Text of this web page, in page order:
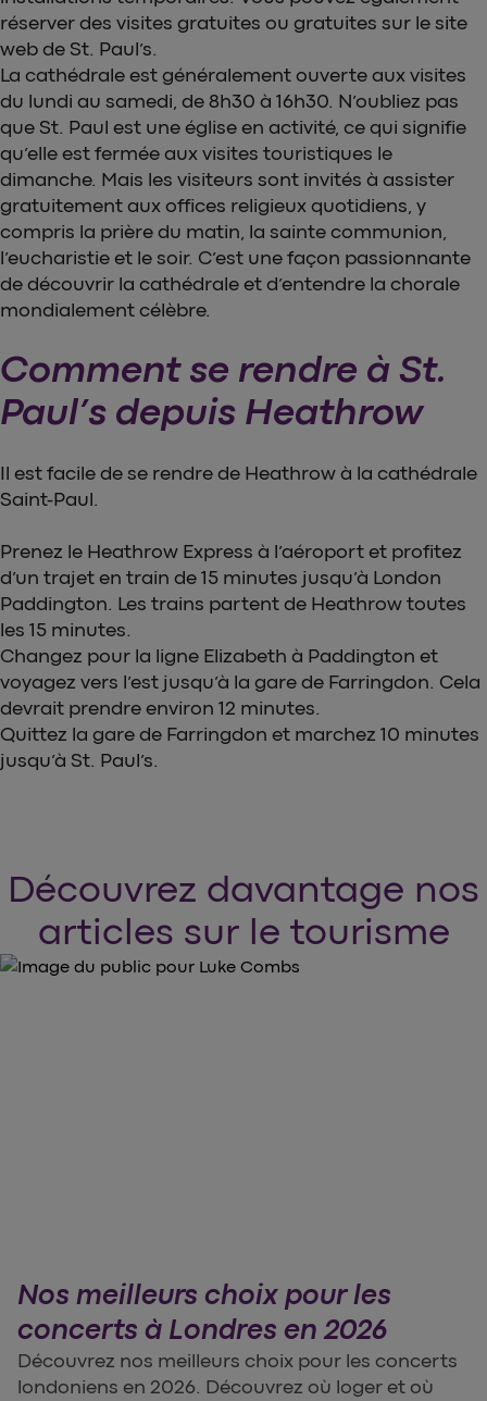
réserver des visites gratuites ou gratuites sur le site
web de St. Paul’s.
La cathédrale est généralement ouverte aux visites
du lundi au samedi, de 8h30 à 16h30. N’oubliez pas
que St. Paul est une église en activité, ce qui signifie
qu’elle est fermée aux visites touristiques le
dimanche. Mais les visiteurs sont invités à assister
gratuitement aux offices religieux quotidiens, y
compris la prière du matin, la sainte communion,
l’eucharistie et le soir. C’est une façon passionnante
de découvrir la cathédrale et d’entendre la chorale
mondialement célèbre.
Comment se rendre à St.
Paul’s depuis Heathrow
Il est facile de se rendre de Heathrow à la cathédrale
Saint-Paul.
Prenez le Heathrow Express à l’aéroport et profitez
d’un trajet en train de 15 minutes jusqu’à London
Paddington. Les trains partent de Heathrow toutes
les 15 minutes.
Changez pour la ligne Elizabeth à Paddington et
voyagez vers l’est jusqu’à la gare de Farringdon. Cela
devrait prendre environ 12 minutes.
Quittez la gare de Farringdon et marchez 10 minutes
jusqu’à St. Paul’s.
Découvrez davantage nos
articles sur le tourisme
Nos meilleurs choix pour les
concerts à Londres en 2026
Découvrez nos meilleurs choix pour les concerts
londoniens en 2026. Découvrez où loger et où